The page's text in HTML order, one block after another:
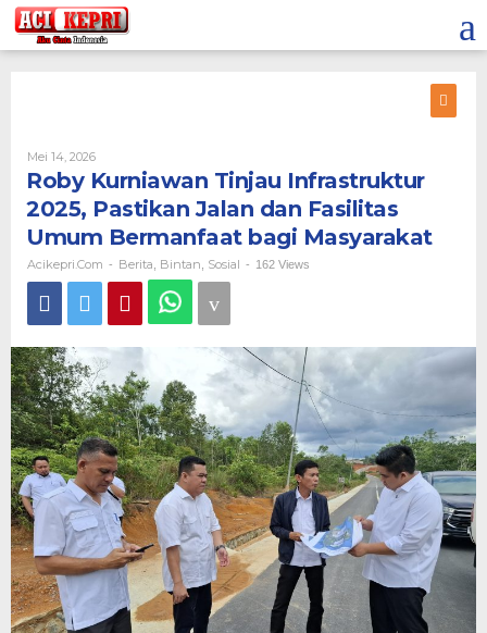
Lewati
ke
konten
Mei 14, 2026Oleh
Acikepri.com
Roby Kurniawan Tinjau Infrastruktur
2025, Pastikan Jalan dan Fasilitas
Umum Bermanfaat bagi Masyarakat
Acikepri.com - Berita Bintan Sosial - 162 Views